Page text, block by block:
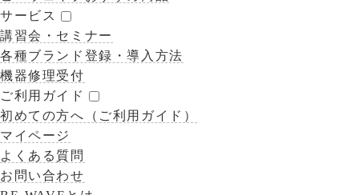
サービス
講習会・セミナー
各種ブランド登録・導入方法
機器修理受付
ご利用ガイド
初めての方へ（ご利用ガイド）
マイページ
よくある質問
お問い合わせ